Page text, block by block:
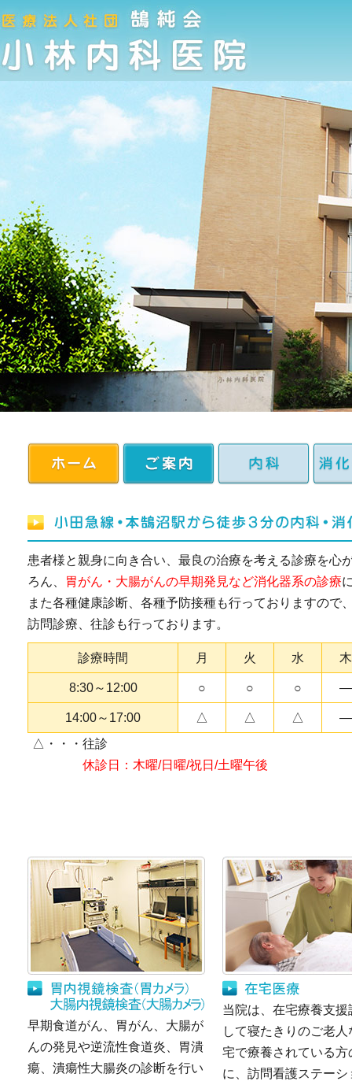
患者様と親身に向き合い、最良の治療を考える診療を心
ろん、
胃がん・大腸がんの早期発見など消化器系の診療
また各種健康診断、各種予防接種も行っておりますので
訪問診療、往診も行っております。
診療時間 月 火 水 木
8:30～12:00 ○ ○ ○ ―
14:00～17:00 △ △ △
―
△・・・往診
休診日：木曜/日曜/祝日/土曜午後
早期食道がん、胃がん、大腸が
んの発見や逆流性食道炎、胃潰
瘍、潰瘍性大腸炎の診断を行い
当院は、在宅療養支援
して寝たきりのご老人
宅で療養されている方
に、訪問看護ステーシ